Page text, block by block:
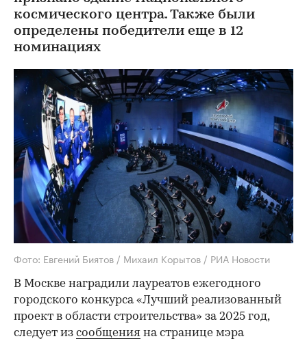
космического центра. Также были
определены победители еще в 12
номинациях
Фото: Евгений Биятов / Михаил Корытов / РИА Новости
В Москве наградили лауреатов ежегодного
городского конкурса «Лучший реализованный
проект в области строительства» за 2025 год,
следует из сообщения на странице мэра